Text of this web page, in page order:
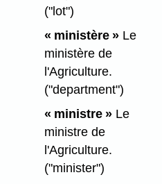
("lot")
« ministère »Le
ministère de
l'Agriculture.
("department")
« ministre »Le
ministre de
l'Agriculture.
("minister")